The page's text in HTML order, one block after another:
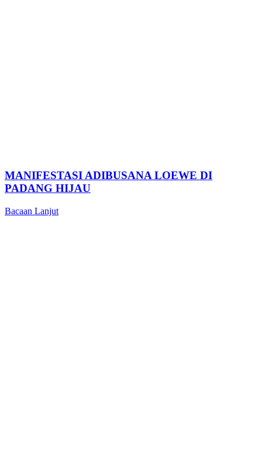
MANIFESTASI ADIBUSANA LOEWE DI
PADANG HIJAU
Bacaan Lanjut